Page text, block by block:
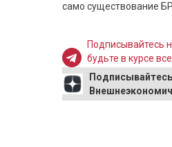
само существование
Подписывайтесь
будьте в курсе
Подписывайтесь